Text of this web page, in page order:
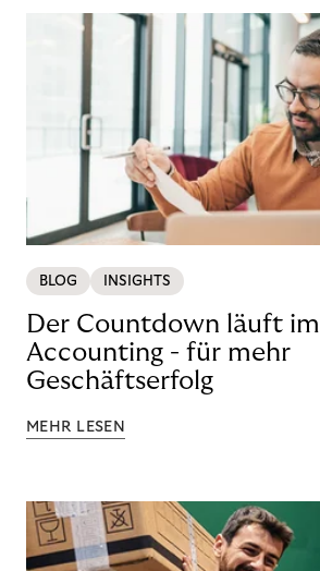
BLOG INSIGHTS
Der Countdown läuft im
Accounting - für mehr
Geschäftserfolg
MEHR LESEN